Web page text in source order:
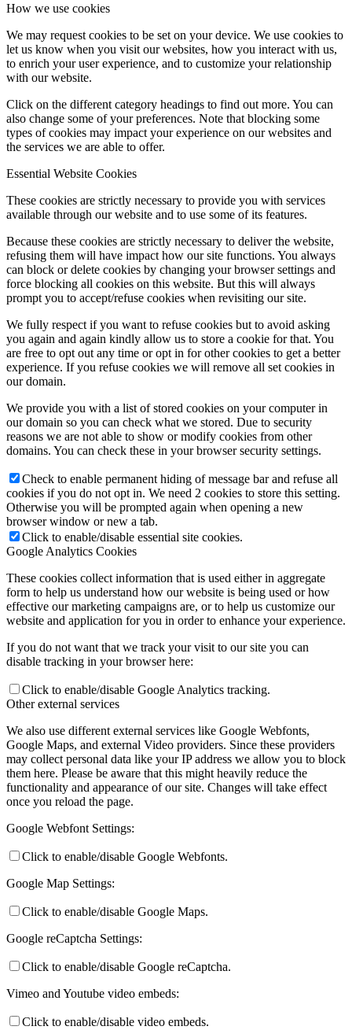
How we use cookies
We may request cookies to be set on your device. We use cookies to
let us know when you visit our websites, how you interact with us,
to enrich your user experience, and to customize your relationship
with our website.
Click on the different category headings to find out more. You can
also change some of your preferences. Note that blocking some
types of cookies may impact your experience on our websites and
the services we are able to offer.
Essential Website Cookies
These cookies are strictly necessary to provide you with services
available through our website and to use some of its features.
Because these cookies are strictly necessary to deliver the website,
refusing them will have impact how our site functions. You always
can block or delete cookies by changing your browser settings and
force blocking all cookies on this website. But this will always
prompt you to accept/refuse cookies when revisiting our site.
We fully respect if you want to refuse cookies but to avoid asking
you again and again kindly allow us to store a cookie for that. You
are free to opt out any time or opt in for other cookies to get a better
experience. If you refuse cookies we will remove all set cookies in
our domain.
We provide you with a list of stored cookies on your computer in
our domain so you can check what we stored. Due to security
reasons we are not able to show or modify cookies from other
domains. You can check these in your browser security settings.
Check to enable permanent hiding of message bar and refuse all
cookies if you do not opt in. We need 2 cookies to store this setting.
Otherwise you will be prompted again when opening a new
browser window or new a tab.
Click to enable/disable essential site cookies.
Google Analytics Cookies
These cookies collect information that is used either in aggregate
form to help us understand how our website is being used or how
effective our marketing campaigns are, or to help us customize our
website and application for you in order to enhance your experience.
If you do not want that we track your visit to our site you can
disable tracking in your browser here:
Click to enable/disable Google Analytics tracking.
Other external services
We also use different external services like Google Webfonts,
Google Maps, and external Video providers. Since these providers
may collect personal data like your IP address we allow you to block
them here. Please be aware that this might heavily reduce the
functionality and appearance of our site. Changes will take effect
once you reload the page.
Google Webfont Settings:
Click to enable/disable Google Webfonts.
Google Map Settings:
Click to enable/disable Google Maps.
Google reCaptcha Settings:
Click to enable/disable Google reCaptcha.
Vimeo and Youtube video embeds:
Click to enable/disable video embeds.